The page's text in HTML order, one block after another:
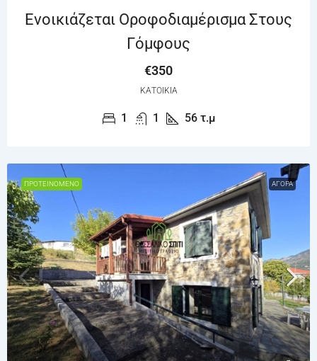
Ενοικιάζεται Οροφοδιαμέρισμα Στους
Γόμφους
€350
ΚΑΤΟΙΚΊΑ
1 1 56 τ.μ
ΠΡΟΤΕΙΝΌΜΕΝΟ ΑΓΟΡΆ